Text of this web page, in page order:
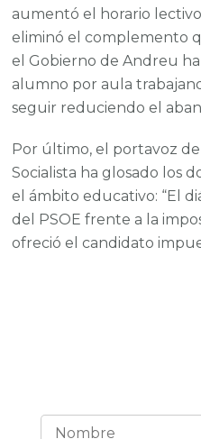
aumentó el horario
eliminó el complemento
el Gobierno de Andreu
alumno por aula
seguir reduciendo el
Por último, el portavoz
Socialista ha glosado los
el ámbito educativo: “El
del PSOE frente a la
ofreció el candidato